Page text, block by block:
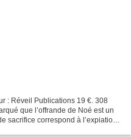
: Réveil Publications 19 €. 308
que l’offrande de Noé est un
sacrifice correspond à l’expiation